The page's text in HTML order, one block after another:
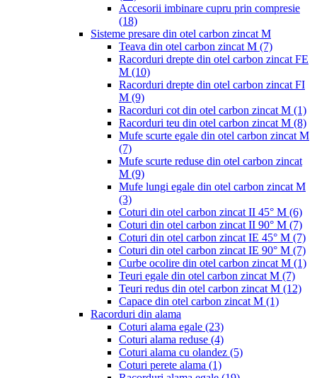
Accesorii imbinare cupru prin compresie
(18)
Sisteme presare din otel carbon zincat M
Teava din otel carbon zincat M (7)
Racorduri drepte din otel carbon zincat FE
M (10)
Racorduri drepte din otel carbon zincat FI
M (9)
Racorduri cot din otel carbon zincat M (1)
Racorduri teu din otel carbon zincat M (8)
Mufe scurte egale din otel carbon zincat M
(7)
Mufe scurte reduse din otel carbon zincat
M (9)
Mufe lungi egale din otel carbon zincat M
(3)
Coturi din otel carbon zincat II 45° M (6)
Coturi din otel carbon zincat II 90° M (7)
Coturi din otel carbon zincat IE 45° M (7)
Coturi din otel carbon zincat IE 90° M (7)
Curbe ocolire din otel carbon zincat M (1)
Teuri egale din otel carbon zincat M (7)
Teuri redus din otel carbon zincat M (12)
Capace din otel carbon zincat M (1)
Racorduri din alama
Coturi alama egale (23)
Coturi alama reduse (4)
Coturi alama cu olandez (5)
Coturi perete alama (1)